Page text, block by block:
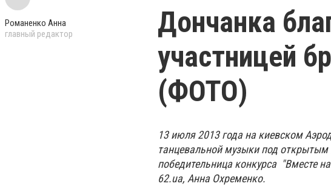
Романенко Анна
главный редактор
Дончанка
участницей
(ФОТО)
13 июля 2013 года на киевском
танцевальной музыки под
победительница конкурса "Вместе
62.ua, Анна Охременко.